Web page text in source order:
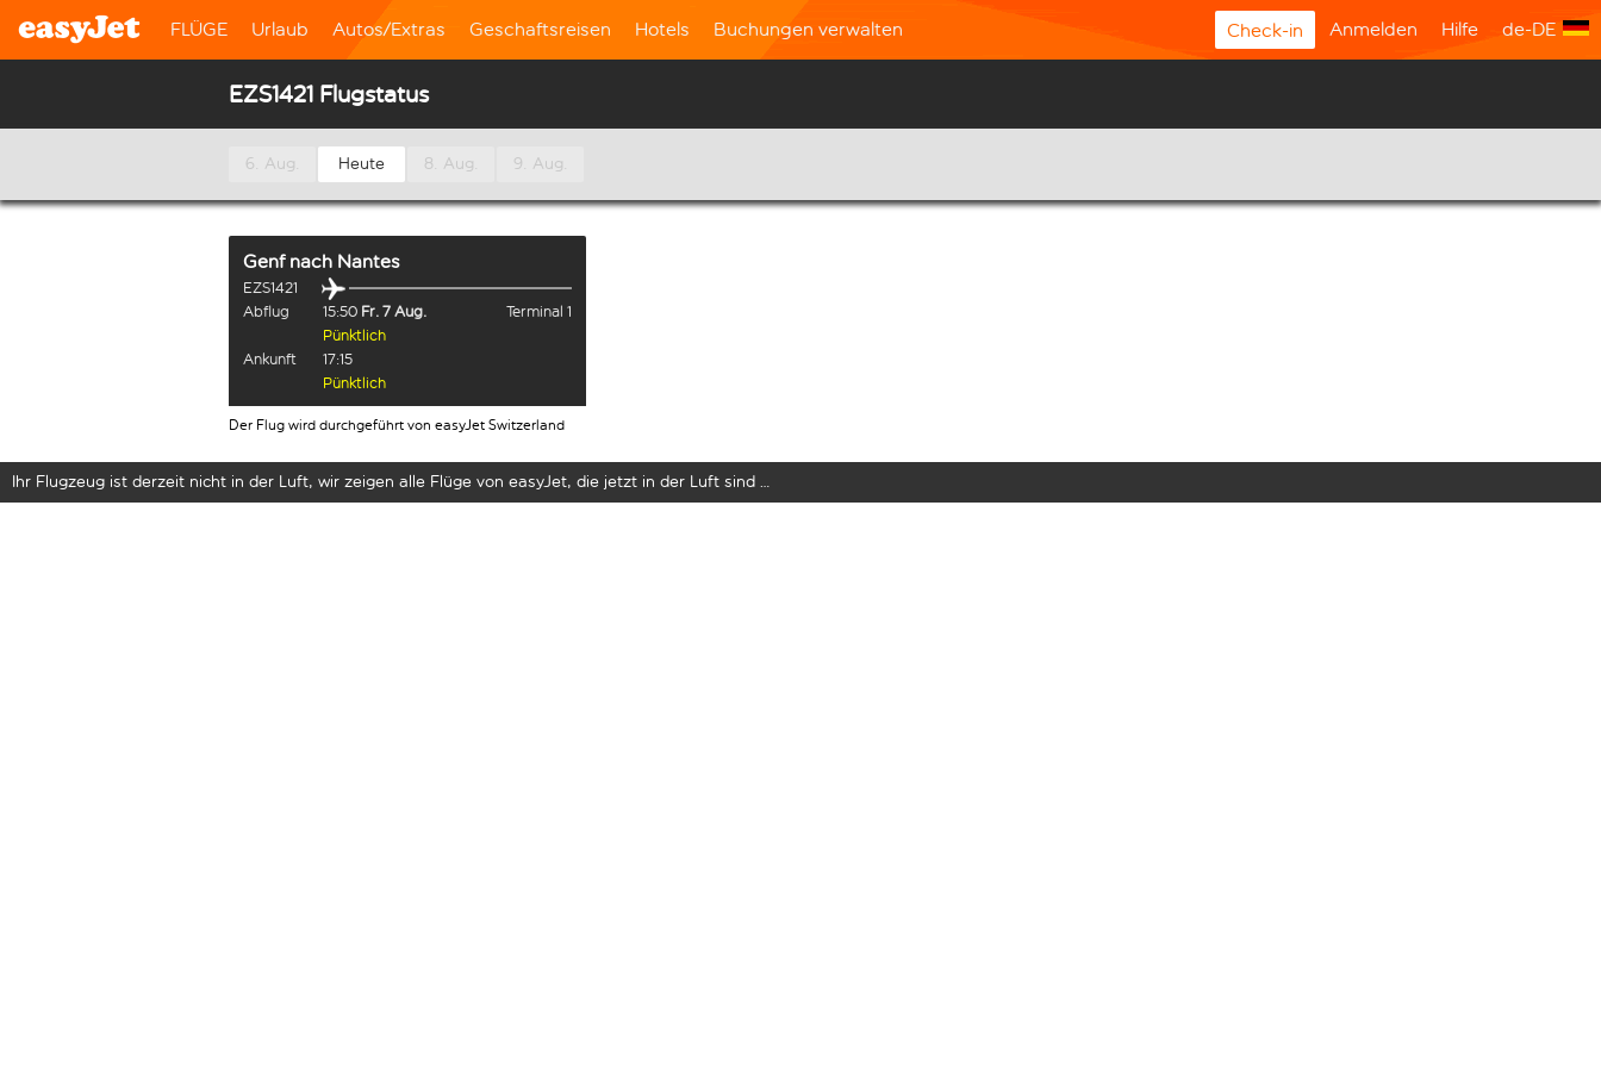
FLÜGE Urlaub Autos/Extras Geschaftsreisen Hotels Buchungen verwalten Check-in Anmelden Hilfe de-DE
EZS1421 Flugstatus
6. Aug. Heute 8. Aug. 9. Aug.
Genf nach Nantes
EZS1421
Abflug
15:50 Fr. 7 Aug.
Terminal 1
Pünktlich
Ankunft
17:15
Pünktlich
Der Flug wird durchgeführt von easyJet Switzerland
Ihr Flugzeug ist derzeit nicht in der Luft, wir zeigen alle Flüge von easyJet, die jetzt in der Luft sind …